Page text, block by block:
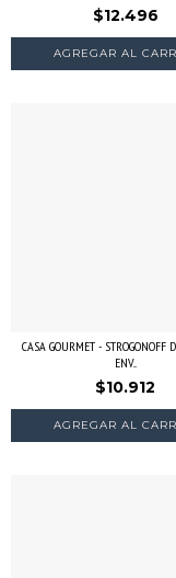
$12.496
CASA GOURMET - STROGONOFF
ENV...
$10.912